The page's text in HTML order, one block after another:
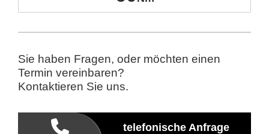
Sie haben Fragen, oder möchten einen
Termin vereinbaren?
Kontaktieren Sie uns.
telefonische Anfrage